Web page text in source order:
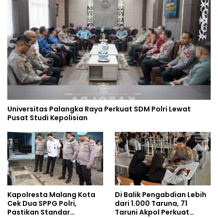
Universitas Palangka Raya Perkuat SDM Polri Lewat
Pusat Studi Kepolisian
Kapolresta Malang Kota
Cek Dua SPPG Polri,
Pastikan Standar
Di Balik Pengabdian Lebih
dari 1.000 Taruna, 71
Taruni Akpol Perkuat